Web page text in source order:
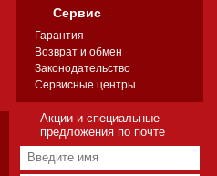
Сервис
Гарантия
Возврат и обмен
Законодательство
Сервисные центры
Акции и специальные
предложения по почте